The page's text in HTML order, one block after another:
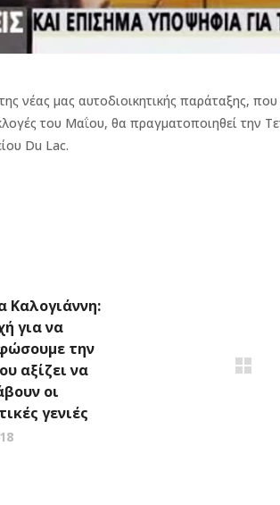
νέας μας αυτοδιοικητικής παράταξης,
του Μαΐου, θα πραγματοποιηθεί την
Du Lac.
Καλογιάννη:
για να
την
αξίζει να
οι
γενιές